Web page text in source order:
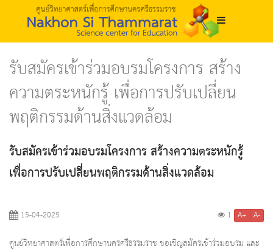
รับสมัครเข้าร่วมอบรมโครงการ สร้าง
ความตระหนักรู้ เพื่อการปรับเปลี่ยน
พฤติกรรมด้านสิ่งแวดล้อม
รับสมัครเข้าร่วมอบรมโครงการ สร้างความตระหนักรู้
เพื่อการปรับเปลี่ยนพฤติกรรมด้านสิ่งแวดล้อม
15-04-2025 1 A+ A-
ศูนย์วิทยาศาสตร์เพื่อการศึกษานครศรีธรรมราช ขอเชิญสมัครเข้าร่วมอบรม และ